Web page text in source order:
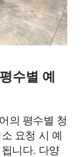
수별 예
의 평수별 청
요청 시 예
니다. 다양